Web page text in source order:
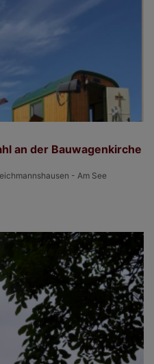
an der Bauwagenkirche
- Am See